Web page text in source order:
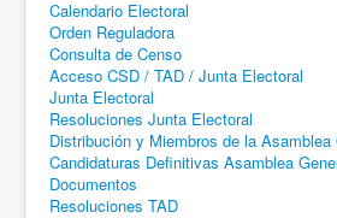
informativa -
2016
Calendario Electoral
Orden Reguladora
Consulta de Censo
Acceso CSD / TAD / Junta Electoral
Junta Electoral
Resoluciones Junta Electoral
Distribución y Miembros de la Asamblea
Candidaturas Definitivas Asamblea
Documentos
Resoluciones TAD